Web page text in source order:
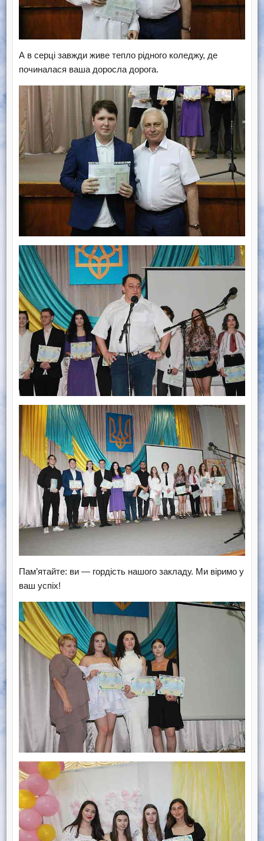
А в серці завжди живе тепло рідного коледжу, де
починалася ваша доросла дорога.
Пам’ятайте: ви — гордість нашого закладу. Ми віримо у
ваш успіх!